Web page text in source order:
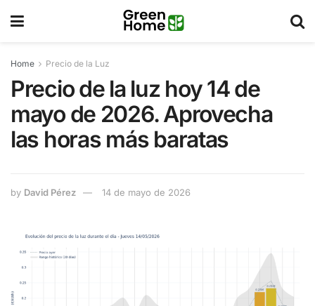
Home Precio de la Luz
Precio de la luz hoy 14 de
mayo de 2026. Aprovecha
las horas más baratas
by David Pérez 14 de mayo de 2026